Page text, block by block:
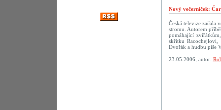
Nový večerníček:
Česká televize začala
stromu. Autorem
pomáhající
skřítku
Dvořák a hudbu píše
23.05.2006, autor: